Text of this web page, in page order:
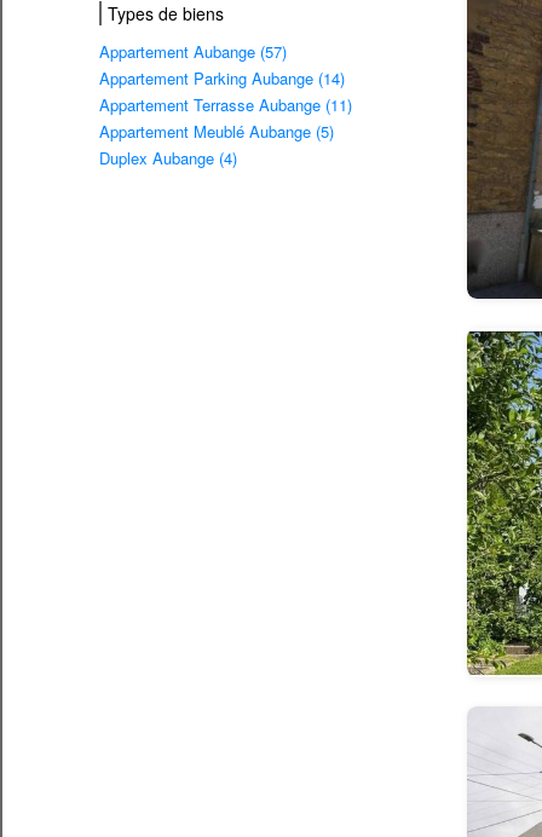
Types de biens
Appartement Aubange (57)
Appartement Parking Aubange (14)
Appartement Terrasse Aubange (11)
Appartement Meublé Aubange (5)
Duplex Aubange (4)